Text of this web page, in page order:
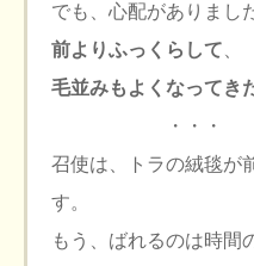
でも、心配がありまし
前よりふっくらして
毛並みもよくなってき
・・・
召使は、トラの絨毯が
す。
もう、ばれるのは時間